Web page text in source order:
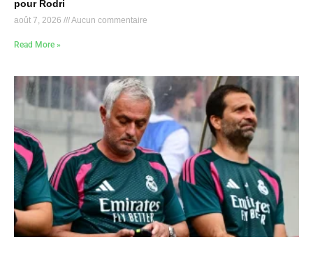
pour Rodri
août 7, 2026 Aucun commentaire
Read More »